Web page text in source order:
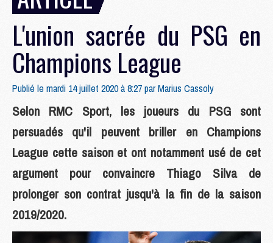
L'union sacrée du PSG en
Champions League
Publié le mardi 14 juillet 2020 à 8:27 parMarius Cassoly
Selon RMC Sport, les joueurs du PSG sont
persuadés qu'il peuvent briller en Champions
League cette saison et ont notamment usé de cet
argument pour convaincre Thiago Silva de
prolonger son contrat jusqu'à la fin de la saison
2019/2020.